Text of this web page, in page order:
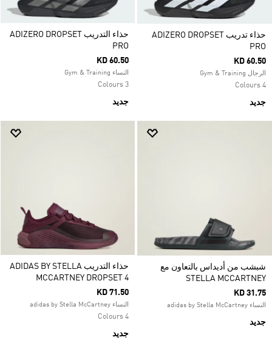
حذاء تدريب ADIZERO DROPSET
PRO
KD 60.50
الرجال Gym & Training
4 Colours
جديد
حذاء التدريب ADIZERO DROPSET
PRO
KD 60.50
النساء Gym & Training
3 Colours
جديد
شبشب من أديداس بالتعاون مع
STELLA MCCARTNEY
KD 31.75
النساء adidas by Stella McCartney
جديد
حذاء التدريب ADIDAS BY STELLA
MCCARTNEY DROPSET 4
KD 71.50
النساء adidas by Stella McCartney
4 Colours
جديد